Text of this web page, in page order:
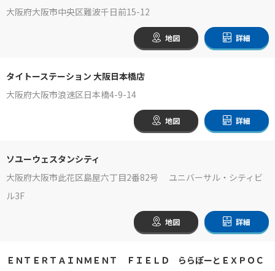
大阪府大阪市中央区難波千日前15-12
地図 詳細
タイトーステーション 大阪日本橋店
大阪府大阪市浪速区日本橋4-9-14
地図 詳細
ソユーウェスタンシティ
大阪府大阪市此花区島屋六丁目2番82号 ユニバーサル・シティビ
ル3F
地図 詳細
ＥＮＴＥＲＴＡＩＮＭＥＮＴ ＦＩＥＬＤ ららぽーとＥＸＰＯＣ